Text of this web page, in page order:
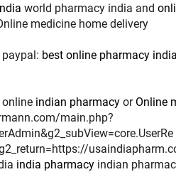
world pharmacy india and
medicine home delivery
best online pharmacy
indian pharmacy or Online
india pharmacy indian